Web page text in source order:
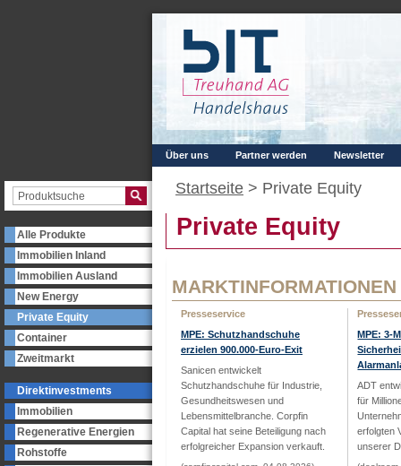
Alle Produkte
Immobilien Inland
Immobilien Ausland
New Energy
Private Equity
Container
Zweitmarkt
Direktinvestments
Immobilien
Regenerative Energien
Rohstoffe
Über uns Partner werden Newsletter
Startseite > Private Equity
Private Equity
MARKTINFORMATIONEN
Presseservice
MPE: Schutzhandschuhe
erzielen 900.000-Euro-Exit
Sanicen entwickelt
Schutzhandschuhe für Industrie,
Gesundheitswesen und
Lebensmittelbranche. Corpfin
Capital hat seine Beteiligung nach
erfolgreicher Expansion verkauft.
MPE: 3-
ADT
für
erfolgten
unserer